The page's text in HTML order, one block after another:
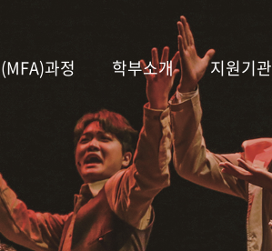
과정 학부소개 지원기관